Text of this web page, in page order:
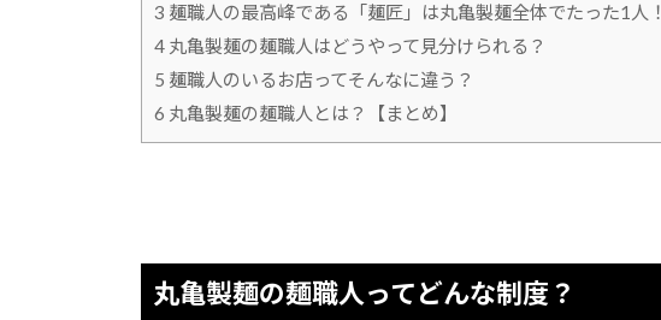
3 麺職人の最高峰である「麺匠」は丸亀製麺全体でたった1人！
4 丸亀製麺の麺職人はどうやって見分けられる？
5 麺職人のいるお店ってそんなに違う？
6 丸亀製麺の麺職人とは？【まとめ】
丸亀製麺の麺職人ってどんな制度？